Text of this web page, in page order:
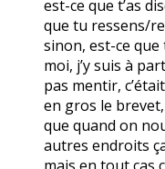
est-ce que t’as
que tu ressens/
sinon, est-ce que
moi, j’y suis à
pas mentir,
en gros le
que quand on
autres endroits